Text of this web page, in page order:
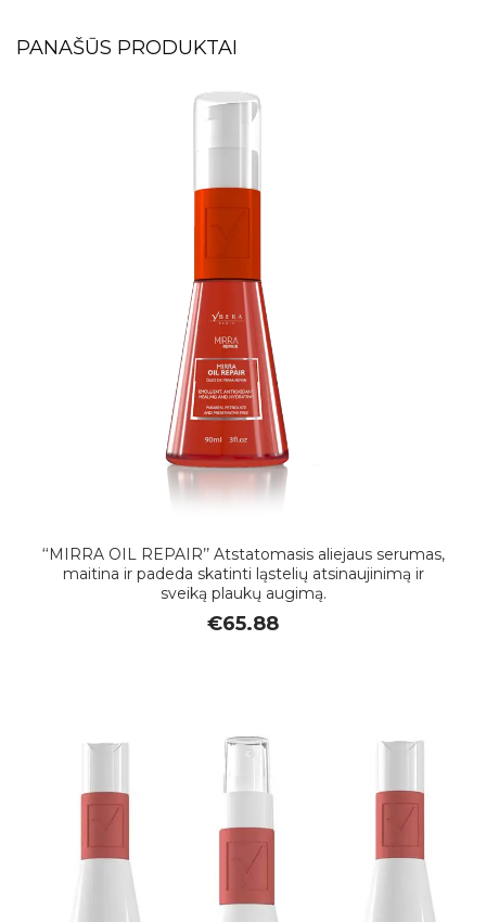
PANAŠŪS PRODUKTAI
‘‘MIRRA OIL REPAIR’’ Atstatomasis aliejaus serumas,
maitina ir padeda skatinti ląstelių atsinaujinimą ir
sveiką plaukų augimą.
€65.88